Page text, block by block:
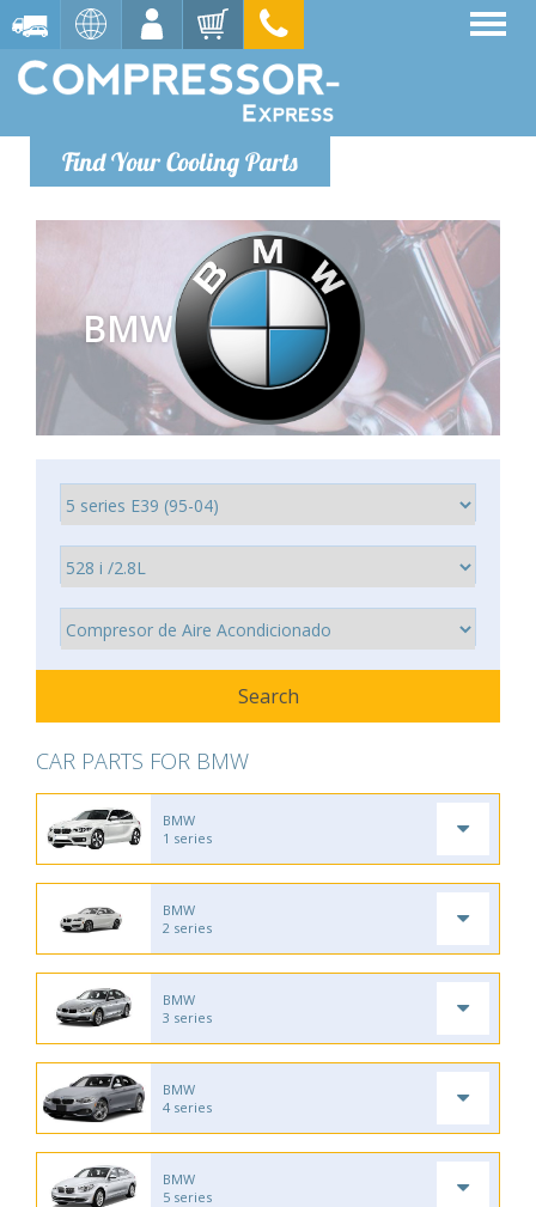
Find Your Cooling Parts
BMW
CAR PARTS FOR BMW
BMW
1 series
BMW
2 series
BMW
3 series
BMW
4 series
BMW
5 series